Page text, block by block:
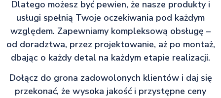
Dlatego możesz być pewien, że nasze produkty i
usługi spełnią Twoje oczekiwania pod każdym
względem. Zapewniamy kompleksową obsługę –
od doradztwa, przez projektowanie, aż po montaż,
dbając o każdy detal na każdym etapie realizacji.
Dołącz do grona zadowolonych klientów i daj się
przekonać, że wysoka jakość i przystępne ceny